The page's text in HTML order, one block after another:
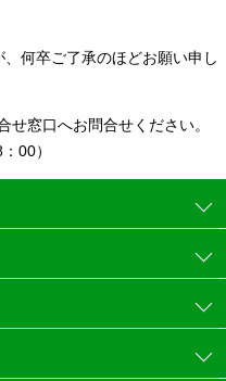
何卒ご了承のほどお願い申し
せ窓口へお問合せください。
： 00）